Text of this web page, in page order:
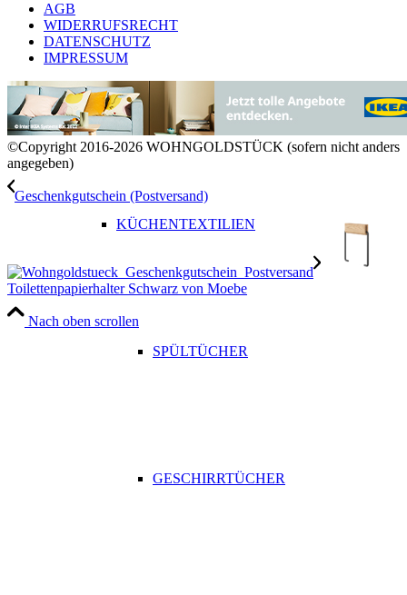
BESTECK
KÜCHENTEXTILIEN
SPÜLTÜCHER
GESCHIRRTÜCHER
AGB
WIDERRUFSRECHT
DATENSCHUTZ
IMPRESSUM
©Copyright 2016-2026 WOHNGOLDSTÜCK (sofern nicht anders
angegeben)
Geschenkgutschein (Postversand)
Toilettenpapierhalter Schwarz von Moebe
Nach oben scrollen